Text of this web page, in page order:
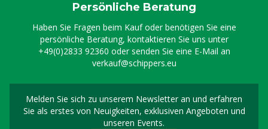
Persönliche Beratung
Haben Sie Fragen beim Kauf oder benötigen Sie eine
persönliche Beratung, kontaktieren Sie uns unter
+49(0)2833 92360 oder senden Sie eine E-Mail an
verkauf@schippers.eu
Melden Sie sich zu unserem Newsletter an und erfahren
Sie als erstes von Neuigkeiten, exklusiven Angeboten und
unseren Events.
Melden Sie sich für